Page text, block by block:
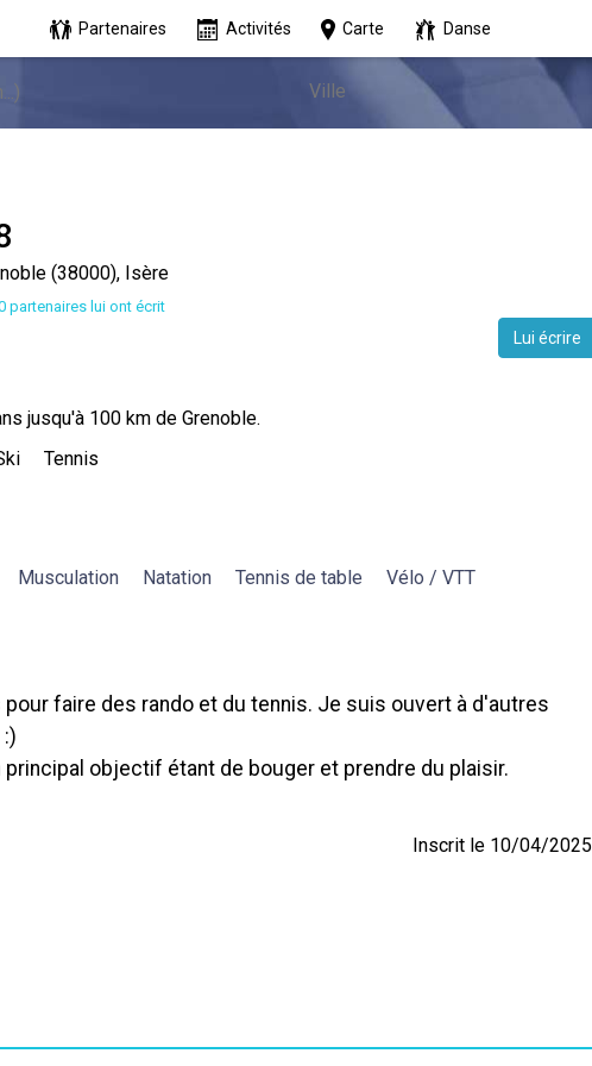
Partenaires Activités Carte Danse
(38000), Isère
partenaires lui ont écrit
Lui écrire
jusqu'à 100 km de Grenoble.
Tennis
Musculation Natation Tennis de table
Vélo / VTT
faire des rando et du tennis. Je suis ouvert à d'autres
objectif étant de bouger et prendre du plaisir.
Inscrit le 10/04/2025